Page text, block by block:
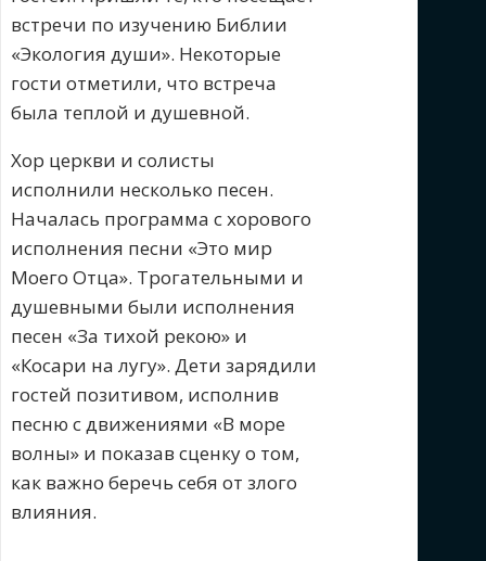
встречи по изучению Библии
«Экология души». Некоторые
гости отметили, что встреча
была теплой и душевной.
Хор церкви и солисты
исполнили несколько песен.
Началась программа с хорового
исполнения песни «Это мир
Моего Отца». Трогательными и
душевными были исполнения
песен «За тихой рекою» и
«Косари на лугу». Дети зарядили
гостей позитивом, исполнив
песню с движениями «В море
волны» и показав сценку о том,
как важно беречь себя от злого
влияния.